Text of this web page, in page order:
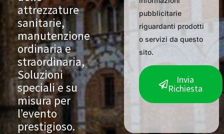
attrezzature
sanitarie,
manutenzione
ordinaria e
straordinaria,
Soluzioni
speciali e su
misura per
l’evento
prestigioso.
pubblicitarie
riguardanti prodotti
o servizi da questo
sito.
Invia
Richiesta